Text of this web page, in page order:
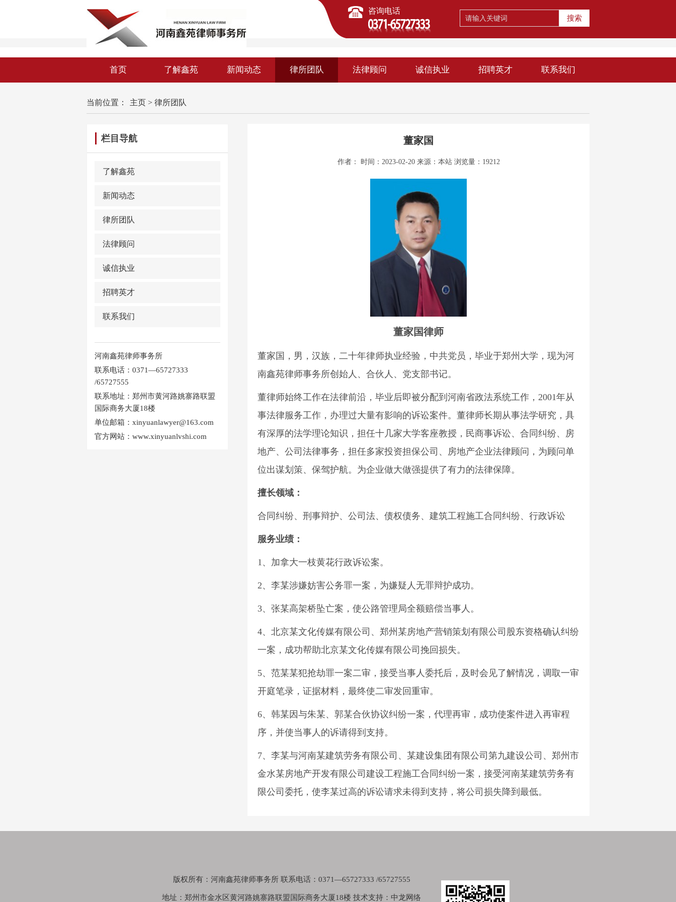
咨询电话
搜索
首页 了解鑫苑 新闻动态 律所团队 法律顾问 诚信执业 招聘英才 联系我们
当前位置： 主页 > 律所团队
栏目导航
了解鑫苑
新闻动态
律所团队
法律顾问
诚信执业
招聘英才
联系我们
河南鑫苑律师事务所
联系电话：0371—65727333
/65727555
联系地址：郑州市黄河路姚寨路联盟
国际商务大厦18楼
单位邮箱：xinyuanlawyer@163.com
官方网站：www.xinyuanlvshi.com
董家国
作者： 时间：2023-02-20 来源： 本站浏览量：19212
董家国律师
董家国，男，汉族，二十年律师执业经验，中共党员，毕业于郑州大学，现为河
南鑫苑律师事务所创始人、合伙人、党支部书记。
董律师始终工作在法律前沿，毕业后即被分配到河南省政法系统工作，2001年从
事法律服务工作，办理过大量有影响的诉讼案件。董律师长期从事法学研究，具
有深厚的法学理论知识，担任十几家大学客座教授，民商事诉讼、合同纠纷、房
地产、公司法律事务，担任多家投资担保公司、房地产企业法律顾问，为顾问单
位出谋划策、保驾护航。为企业做大做强提供了有力的法律保障。
擅长领域：
合同纠纷、刑事辩护、公司法、债权债务、建筑工程施工合同纠纷、行政诉讼
服务业绩：
1、加拿大一枝黄花行政诉讼案。
2、李某涉嫌妨害公务罪一案，为嫌疑人无罪辩护成功。
3、张某高架桥坠亡案，使公路管理局全额赔偿当事人。
4、北京某文化传媒有限公司、郑州某房地产营销策划有限公司股东资格确认纠纷
一案，成功帮助北京某文化传媒有限公司挽回损失。
5、范某某犯抢劫罪一案二审，接受当事人委托后，及时会见了解情况，调取一审
开庭笔录，证据材料，最终使二审发回重审。
6、韩某因与朱某、郭某合伙协议纠纷一案，代理再审，成功使案件进入再审程
序，并使当事人的诉请得到支持。
7、李某与河南某建筑劳务有限公司、某建设集团有限公司第九建设公司、郑州市
金水某房地产开发有限公司建设工程施工合同纠纷一案，接受河南某建筑劳务有
限公司委托，使李某过高的诉讼请求未得到支持，将公司损失降到最低。
版权所有：河南鑫苑律师事务所 联系电话：0371—65727333 /65727555
地址：郑州市金水区黄河路姚寨路联盟国际商务大厦18楼 技术支持：中龙网络